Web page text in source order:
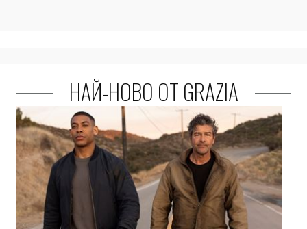
НАЙ-НОВО ОТ GRAZIA